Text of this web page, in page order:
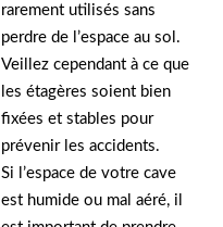
rarement utilisés sans
perdre de l’espace au sol.
Veillez cependant à ce que
les étagères soient bien
fixées et stables pour
prévenir les accidents.
Si l’espace de votre cave
est humide ou mal aéré, il